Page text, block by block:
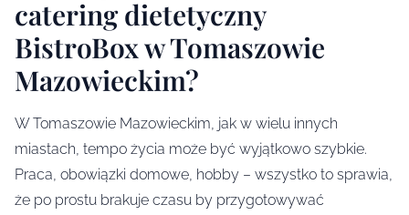
catering dietetyczny
BistroBox w Tomaszowie
Mazowieckim?
W Tomaszowie Mazowieckim, jak w wielu innych
miastach, tempo życia może być wyjątkowo szybkie.
Praca, obowiązki domowe, hobby – wszystko to sprawia,
że po prostu brakuje czasu by przygotowywać